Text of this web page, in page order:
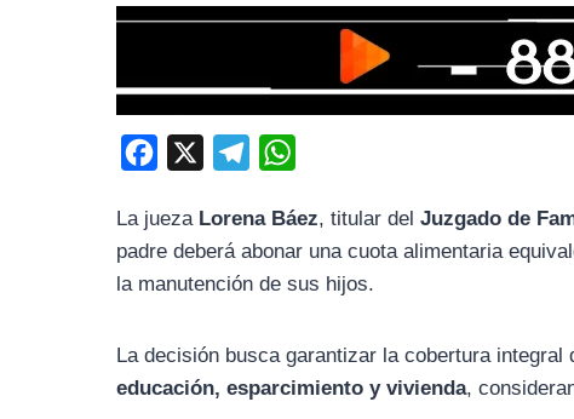
c
e
b
l
e
g
m
a
t
s
p
La jueza Lorena Báez,titulardelJuzgadode
padredeberáabonar unacuotaalimentaria
la manutencióndesus hijos.
Ladecisión buscagarantizar lacobertura integral
educación,esparcimientoyvivienda,